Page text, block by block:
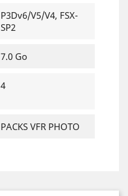
P3Dv6/v5/v4, FSX-
SP2
7.0 Go
4
PACKS VFR PHOTO